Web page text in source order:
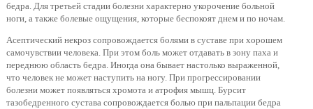
бедра. Для третьей стадии болезни характерно укорочение больной
ноги, а также болевые ощущения, которые беспокоят днем и по ночам.
Асептический некроз сопровождается болями в суставе при хорошем
самочувствии человека. При этом боль может отдавать в зону паха и
переднюю область бедра. Иногда она бывает настолько выраженной,
что человек не может наступить на ногу. При прогрессировании
болезни может появляться хромота и атрофия мышц. Бурсит
тазобедренного сустава сопровождается болью при пальпации бедра